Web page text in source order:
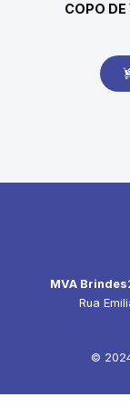
COPO
MVA Brindes
Rua
©